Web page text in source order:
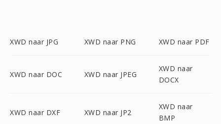
XWD naar JPG XWD naar PNG XWD naar PDF
XWD naar DOC XWD naar JPEG
XWD naar
DOCX
XWD naar DXF XWD naar JP2
XWD naar
BMP